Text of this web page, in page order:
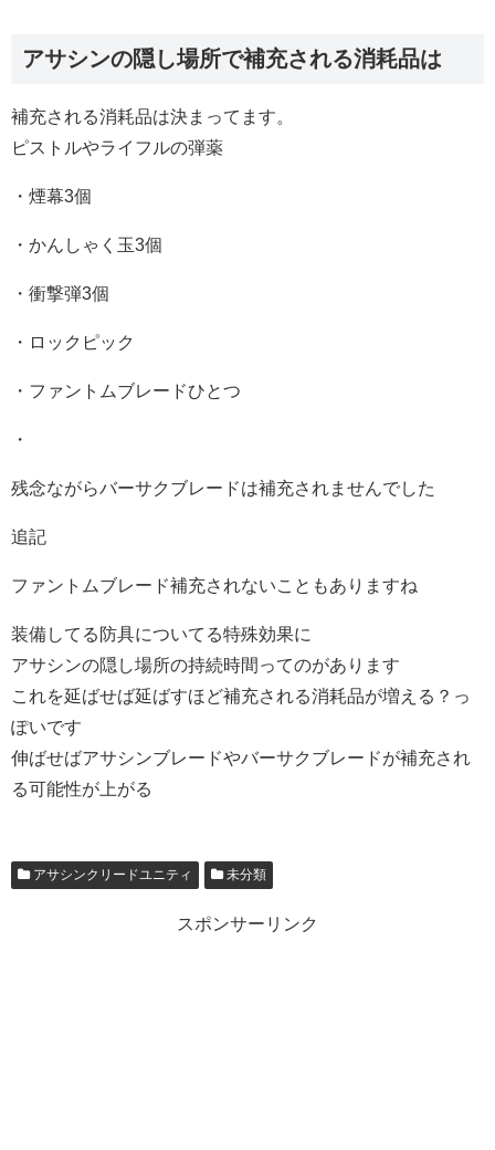
アサシンの隠し場所で補充される消耗品は
補充される消耗品は決まってます。
ピストルやライフルの弾薬
・煙幕3個
・かんしゃく玉3個
・衝撃弾3個
・ロックピック
・ファントムブレードひとつ
・
残念ながらバーサクブレードは補充されませんでした
追記
ファントムブレード補充されないこともありますね
装備してる防具についてる特殊効果に
アサシンの隠し場所の持続時間ってのがあります
これを延ばせば延ばすほど補充される消耗品が増える？っ
ぽいです
伸ばせばアサシンブレードやバーサクブレードが補充され
る可能性が上がる
アサシンクリードユニティ 未分類
スポンサーリンク